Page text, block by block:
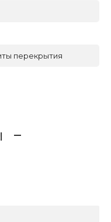
перекрытия